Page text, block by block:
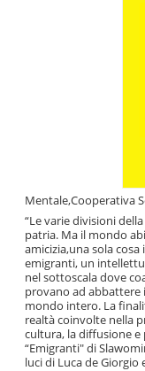
Mentale,Cooperativa
“Le varie divisioni
patria. Ma il mondo
amicizia,una sola
emigranti, un
nel sottoscala dove
provano ad abbattere
mondo intero. La
realtà coinvolte nella
cultura, la diffusione
“Emigranti" di
luci di Luca de Giorgio